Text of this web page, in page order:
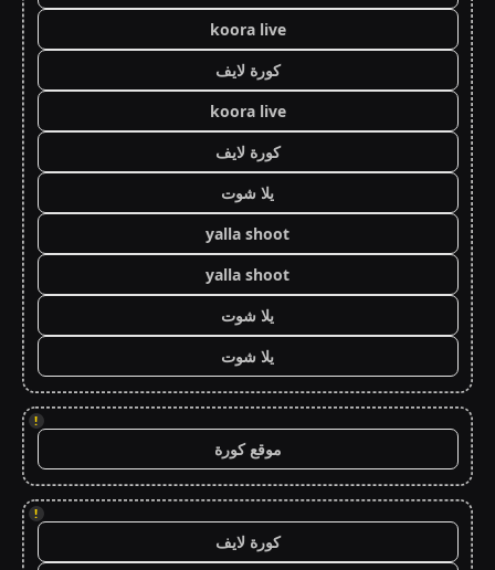
koora live
كورة لايف
koora live
كورة لايف
يلا شوت
yalla shoot
yalla shoot
يلا شوت
يلا شوت
!
موقع كورة
!
كورة لايف